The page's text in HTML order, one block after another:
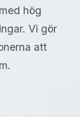
hög
Vi gör
att